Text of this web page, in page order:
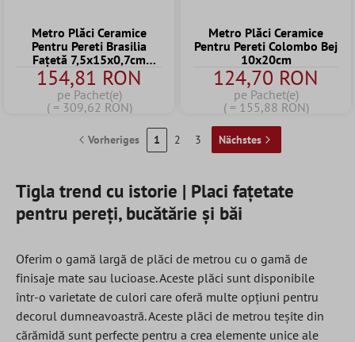
Metro Plăci Ceramice
Pentru Pereti Brasilia
Fațetă 7,5x15x0,7cm
Negro
154,81 RON
pe Pachet(e)
( = 309,62 RON)
Metro Plăci Ceramice
Pentru Pereti Colombo Bej
10x20cm
124,70 RON
pe Pachet(e)
( = 155,88 RON)
Vorheriges 1 2 3 Nächstes
Tigla trend cu istorie | Placi fațetate
pentru pereți, bucătărie și băi
Oferim o gamă largă de plăci de metrou cu o gamă de
finisaje mate sau lucioase. Aceste plăci sunt disponibile
într-o varietate de culori care oferă multe opțiuni pentru
decorul dumneavoastră. Aceste plăci de metrou teșite din
cărămidă sunt perfecte pentru a crea elemente unice ale